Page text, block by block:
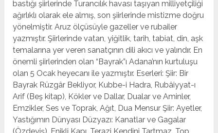
bastığı şiirlerinde Turancılık havası taşıyan milliyetçiliği
ağırlıklı olarak ele almış, son şiirlerinde mistizme doğru
yönelmiştir. Aruz ölçüsüyle gazeller ve rubailer
yazmıştır. Şiirlerinde vatan, yiğitlik, tarih, tabiat, din, aşk
temalarına yer veren sanatçının dili akıcı ve yalındır. En
önemli şiirlerinden olan “Bayrak”ı Adana’nın kurtuluşu
olan 5 Ocak heyecanı ile yazmıştır. Eserleri: Şiir: Bir
Bayrak Rüzgâr Bekliyor, Kubbe-i Hadra, Rubâiyyat-ı
Arif (Beş kitap), Kökler ve Dallar, Dualar ve Aminler,
Emzikler, Ses ve Toprak, Ağıt, Dua Mensur Şiir: Ayetler,
Yastığımın Dünyası Düzyazı: Kanatlar ve Gagalar